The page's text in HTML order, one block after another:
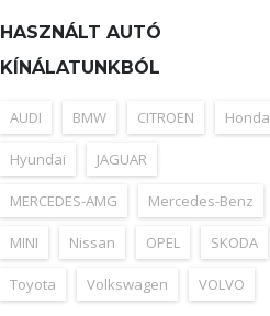
HASZNÁLT AUTÓ
KÍNÁLATUNKBÓL
AUDI BMW CITROEN Honda
Hyundai JAGUAR
MERCEDES-AMG Mercedes-Benz
MINI Nissan OPEL SKODA
Toyota Volkswagen VOLVO